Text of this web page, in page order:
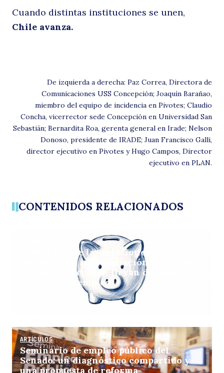
Cuando distintas instituciones se unen,
Chile avanza.
De izquierda a derecha: Paz Correa, Directora de
Comunicaciones USS Concepción; Joaquín Barañao,
miembro del equipo de incidencia en Pivotes; Claudio
Concha, vicerrector sede Concepción en Universidad San
Sebastián; Bernardita Roa, gerenta general en Irade; Nelson
Donoso, presidente de IRADE; Juan Francisco Galli,
director ejecutivo en Pivotes y Hugo Campos, Director
ejecutivo en PLAN.
CONTENIDOS RELACIONADOS
Solo el 14% de las relaciones laborales
termina con indemnización, y el 60%
de quienes acceden llevan dos años o
menos en el empleo
Por: Pulso La Tercera
ARTÍCULOS
Seminario de empleo público del
Senado: un diagnóstico compartido y
una propuesta de reforma